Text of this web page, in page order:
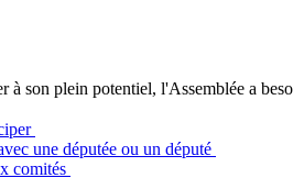
à son plein potentiel, l'Assemblée a
une députée ou un député
comités